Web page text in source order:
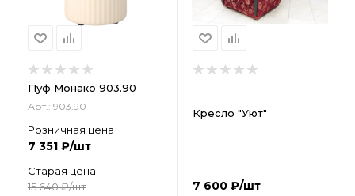
Пуф Монако 903.90
Арт.: 903.90
Розничная цена
7 351 ₽/шт
Старая цена
15 640₽/шт
Кресло "Уют"
7 600₽/шт